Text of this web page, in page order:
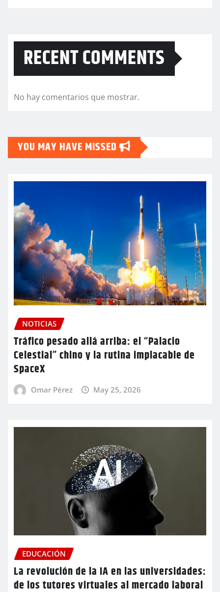
RECENT COMMENTS
No hay comentarios que mostrar.
YOU MAY HAVE MISSED
NOTICIAS
Tráfico pesado allá arriba: el “Palacio
Celestial” chino y la rutina implacable de
SpaceX
Omar Pérez May 25, 2026
EDUCACIÓN
La revolución de la IA en las universidades:
de los tutores virtuales al mercado laboral